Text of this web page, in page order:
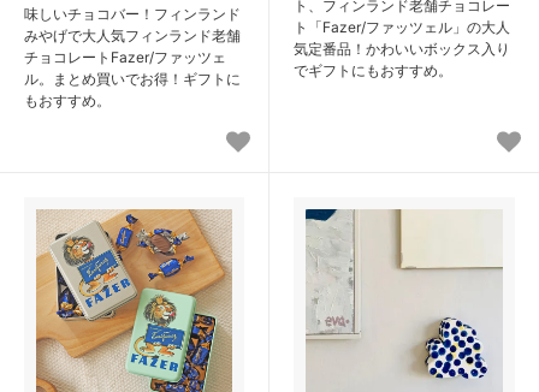
味しいチョコバー！フィンランド
みやげで大人気フィンランド老舗
チョコレートFazer/ファッツェ
ル。まとめ買いでお得！ギフトに
もおすすめ。
ト、フィンランド老舗チョコレー
ト「Fazer/ファッツェル」の大人
気定番品！かわいいボックス入り
でギフトにもおすすめ。